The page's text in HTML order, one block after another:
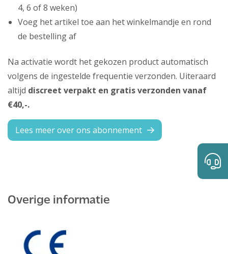
4, 6 of 8 weken)
Voeg het artikel toe aan het winkelmandje en rond
de bestelling af
Na activatie wordt het gekozen product automatisch
volgens de ingestelde frequentie verzonden. Uiteraard
altijd discreet verpakt en gratis verzonden vanaf
€40,-.
Lees meer over ons abonnement
Overige informatie